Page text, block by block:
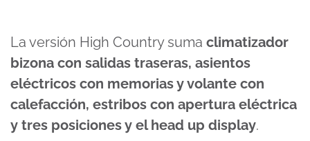
La versión High Country suma climatizador
bizona con salidas traseras, asientos
eléctricos con memorias y volante con
calefacción, estribos con apertura eléctrica
y tres posiciones y el head up display.